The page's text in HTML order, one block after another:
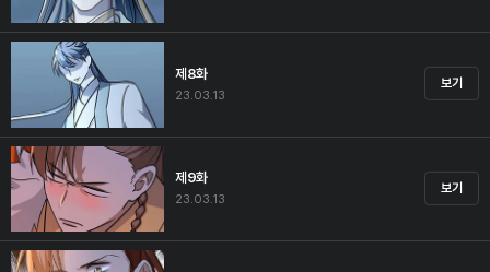
제8화
23.03.13
보기
제9화
23.03.13
보기